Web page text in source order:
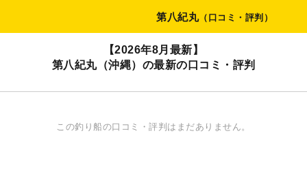
第八紀丸（口コミ・評判）
【2026年8月最新】
第八紀丸（沖縄）の最新の口コミ・評判
この釣り船の口コミ・評判はまだありません。